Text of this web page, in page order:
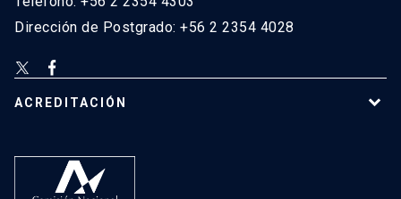
Dirección de Postgrado: +56 2 2354 4028
ACREDITACIÓN